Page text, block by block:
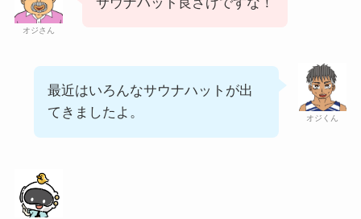
オジさん
オジくん
最近はいろんなサウナハットが出
てきましたよ。